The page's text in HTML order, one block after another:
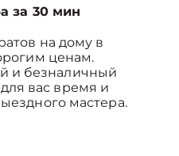
за 30 мин
на дому в
ценам.
и безналичный
вас время и
мастера.